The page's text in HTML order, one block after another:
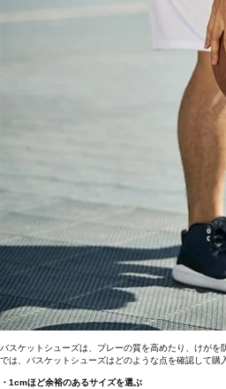
バスケットシューズは、プレーの質を高めたり、けが
では、バスケットシューズはどのような点を確認して購
・1cmほど余裕のあるサイズを選ぶ